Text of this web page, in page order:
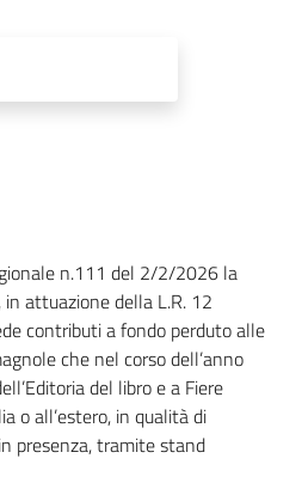
n.111 del 2/2/2026 la
attuazione della L.R. 12
contributi a fondo perduto alle
che nel corso dell’anno
del libro e a Fiere
o all’estero, in qualità di
presenza, tramite stand